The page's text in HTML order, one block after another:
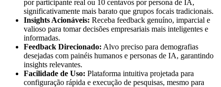
por participante real ou 10 centavos por persona de IA,
significativamente mais barato que grupos focais tradicionais.
Insights Acionáveis: Receba feedback genuíno, imparcial e
valioso para tomar decisões empresariais mais inteligentes e
informadas.
Feedback Direcionado: Alvo preciso para demografias
desejadas com painéis humanos e personas de IA, garantindo
insights relevantes.
Facilidade de Uso: Plataforma intuitiva projetada para
configuração rápida e execução de pesquisas, mesmo para